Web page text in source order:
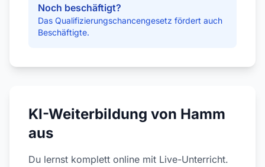
Noch beschäftigt?
Das Qualifizierungschancengesetz fördert auch
Beschäftigte.
KI-Weiterbildung von Hamm
aus
Du lernst komplett online mit Live-Unterricht.